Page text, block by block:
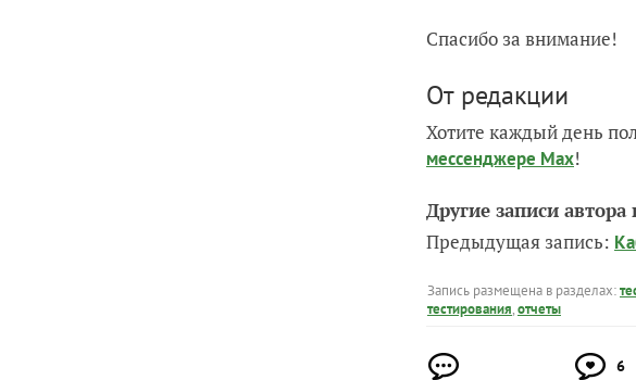
Спасибо за внимание!
От редакции
Хотите каждый день
мессенджере Max!
Другие записи
Предыдущая запись:
Запись размещена в разделах:
тестирования,отчеты
6